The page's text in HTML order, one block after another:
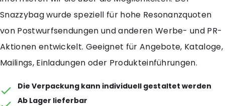
Snazzybag wurde speziell für hohe Resonanzquoten
von Postwurfsendungen und anderen Werbe- und PR-
Aktionen entwickelt. Geeignet für Angebote, Kataloge,
Mailings, Einladungen oder Produkteinführungen.
Die Verpackung kann individuell gestaltet werden
Ab Lager lieferbar